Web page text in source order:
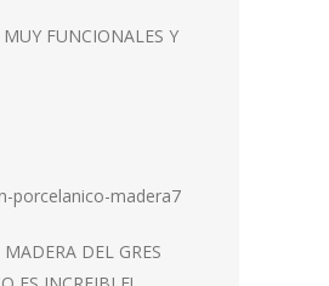
FUNCIONALES Y
MADERA DEL GRES